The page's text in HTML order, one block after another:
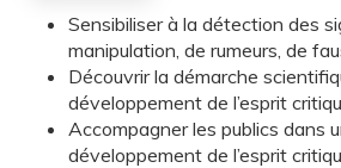
Sensibiliser à la détection des
manipulation, de rumeurs, de
Découvrir la démarche
développement de l’esprit
Accompagner les publics dans
développement de l’esprit